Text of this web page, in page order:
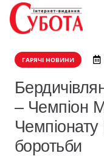
ГАРЯЧІ НОВИНИ
– Чемпіон
Чемпіонату
боротьби